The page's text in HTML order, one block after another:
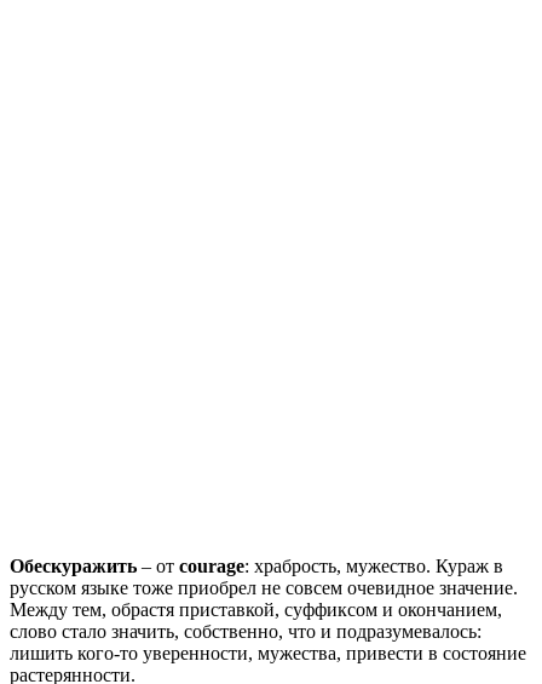
Обескуражить – от courage: храбрость, мужество. Кураж в
русском языке тоже приобрел не совсем очевидное значение.
Между тем, обрастя приставкой, суффиксом и окончанием,
слово стало значить, собственно, что и подразумевалось:
лишить кого-то уверенности, мужества, привести в состояние
растерянности.